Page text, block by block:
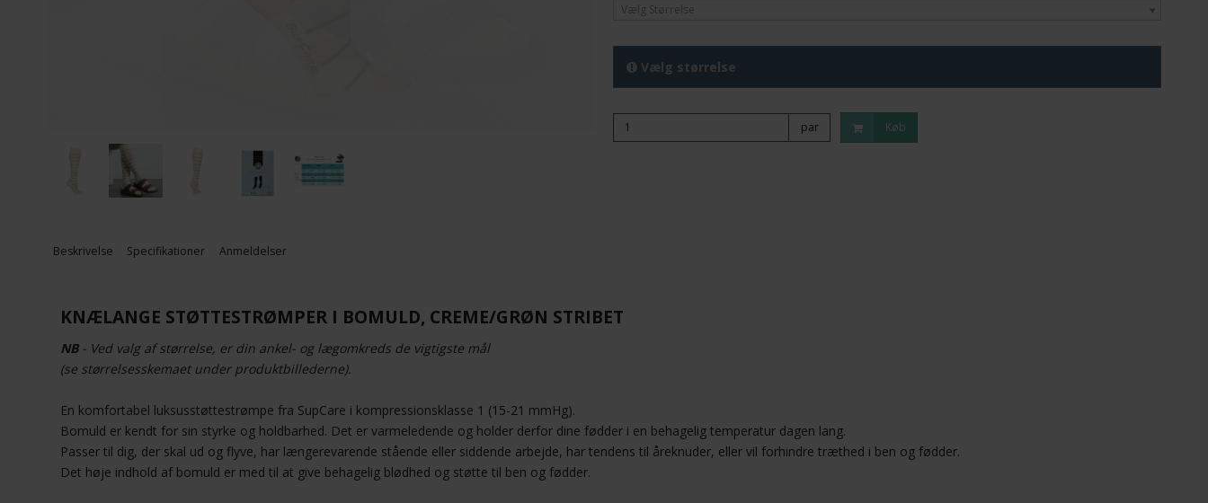
Vælg Størrelse
Vælg størrelse
par Køb
Beskrivelse Specifikationer Anmeldelser
KNÆLANGE STØTTESTRØMPER I BOMULD, CREME/GRØN STRIBET
NB- Ved valg af størrelse, er din ankel- og lægomkreds de vigtigste mål
(se størrelsesskemaet under produktbillederne).
En komfortabel luksusstøttestrømpe fra SupCare i kompressionsklasse 1 (15-21 mmHg).
Bomuld er kendt for sin styrke og holdbarhed. Det er varmeledende og holder derfor dine fødder i en behagelig temperatur dagen lang.
Passer til dig, der skal ud og flyve, har længerevarende stående eller siddende arbejde, har tendens til åreknuder, eller vil forhindre træthed i ben og fødder.
Det høje indhold af bomuld er med til at give behagelig blødhed og støtte til ben og fødder.